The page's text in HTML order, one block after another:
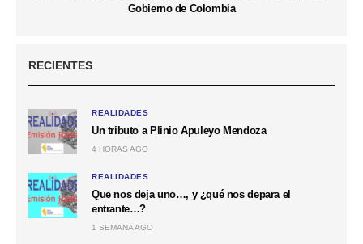
Gobierno de Colombia
RECIENTES
REALIDADES
Un tributo a Plinio Apuleyo Mendoza
4 HORAS AGO
REALIDADES
Que nos deja uno…, y ¿qué nos depara el
entrante…?
1 SEMANA AGO